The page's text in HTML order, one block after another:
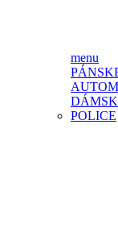
menu
POLICE